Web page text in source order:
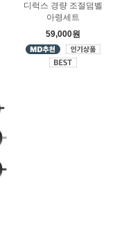
디럭스 경량 조절덤벨
아령세트
59,000원